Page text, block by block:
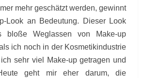
mehr geschätzt werden, gewinnt
Look an Bedeutung. Dieser Look
bloße Weglassen von Make-up
ich noch in der Kosmetikindustrie
sehr viel Make-up getragen und
geht mir eher darum, die